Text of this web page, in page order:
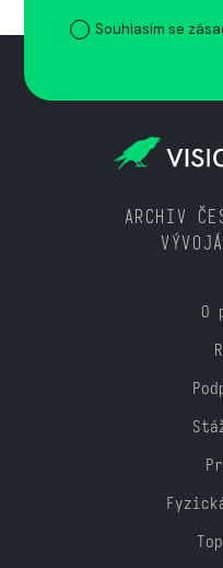
Souhlasím se
ARCHIV
O